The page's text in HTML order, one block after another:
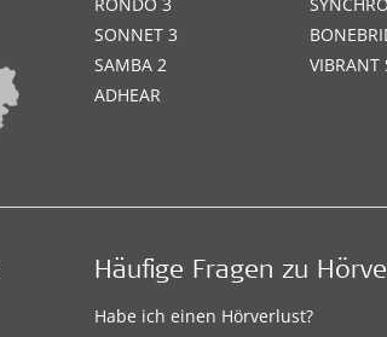
SONNET 3
SAMBA 2
ADHEAR
VIBRANT
Häufige Fragen zu
Habe ich einen Hörverlust?